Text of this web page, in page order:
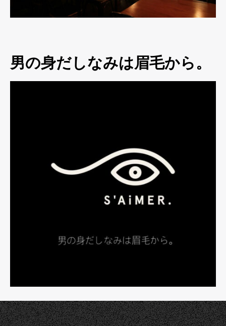
男の身だしなみは眉毛から。